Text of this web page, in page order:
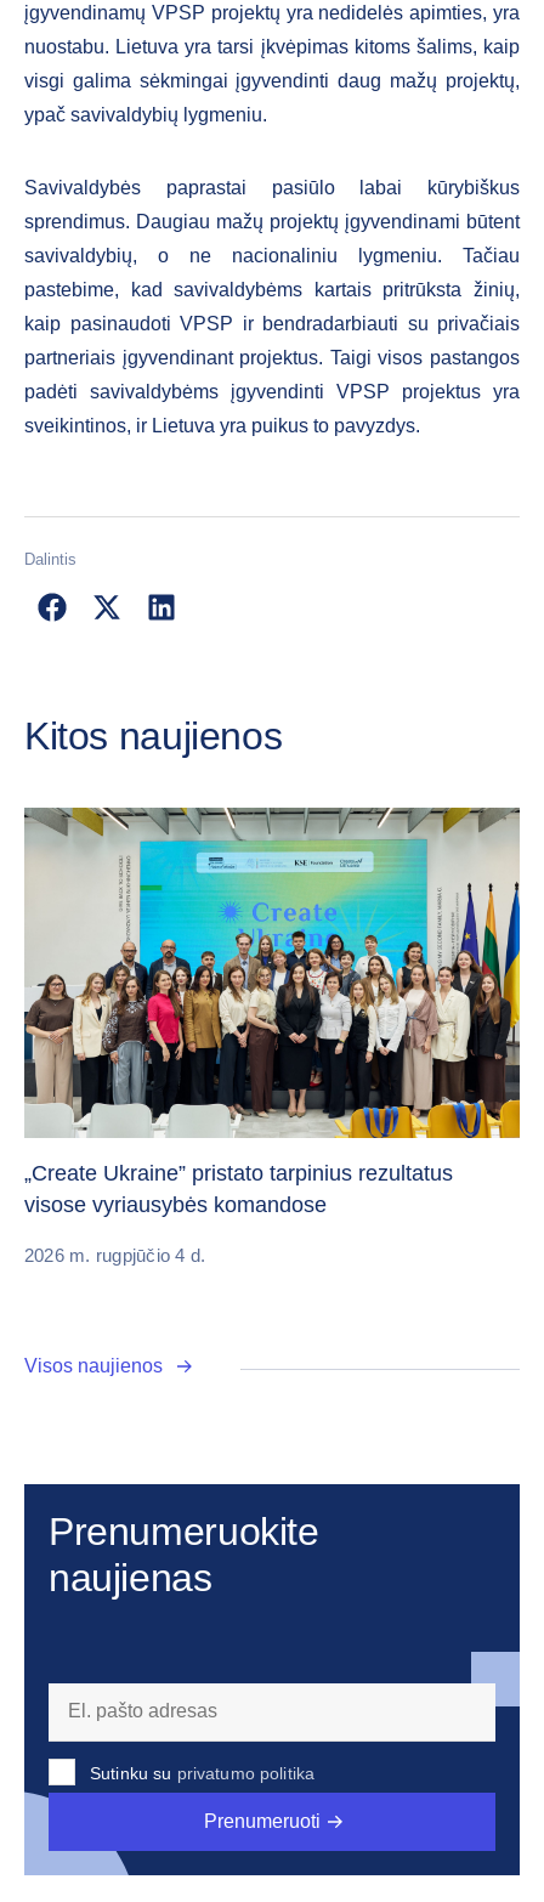
įgyvendinamų VPSP projektų yra nedidelės apimties, yra
nuostabu. Lietuva yra tarsi įkvėpimas kitoms šalims, kaip
visgi galima sėkmingai įgyvendinti daug mažų projektų,
ypač savivaldybių lygmeniu.
Savivaldybės paprastai pasiūlo labai kūrybiškus
sprendimus. Daugiau mažų projektų įgyvendinami būtent
savivaldybių, o ne nacionaliniu lygmeniu. Tačiau
pastebime, kad savivaldybėms kartais pritrūksta žinių,
kaip pasinaudoti VPSP ir bendradarbiauti su privačiais
partneriais įgyvendinant projektus. Taigi visos pastangos
padėti savivaldybėms įgyvendinti VPSP projektus yra
sveikintinos, ir Lietuva yra puikus to pavyzdys.
Dalintis
Kitos naujienos
„Create Ukraine” pristato tarpinius rezultatus
visose vyriausybės komandose
2026 m. rugpjūčio 4 d.
Visos naujienos
Prenumeruokite
naujienas
Sutinku su privatumo politika
Prenumeruoti